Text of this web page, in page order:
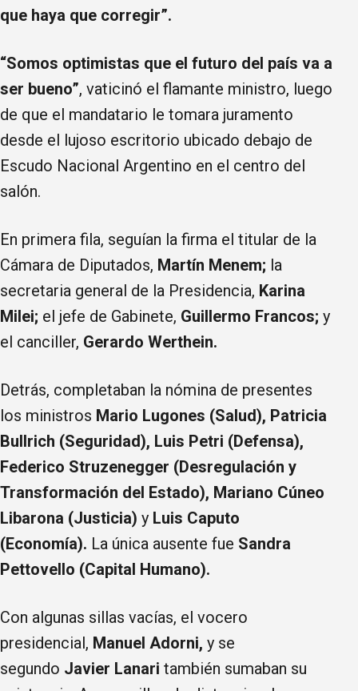
que haya que corregir”.
“Somos optimistas que el futuro del país va a
ser bueno”, vaticinó el flamante ministro, luego
de que el mandatario le tomara juramento
desde el lujoso escritorio ubicado debajo de
Escudo Nacional Argentino en el centro del
salón.
En primera fila, seguían la firma el titular de la
Cámara de Diputados, Martín Menem; la
secretaria general de la Presidencia, Karina
Milei; el jefe de Gabinete, Guillermo Francos; y
el canciller, Gerardo Werthein.
Detrás, completaban la nómina de presentes
los ministros Mario Lugones (Salud), Patricia
Bullrich (Seguridad), Luis Petri (Defensa),
Federico Struzenegger (Desregulación y
Transformación del Estado), Mariano Cúneo
Libarona (Justicia) y Luis Caputo
(Economía). La única ausente fue Sandra
Pettovello (Capital Humano).
Con algunas sillas vacías, el vocero
presidencial, Manuel Adorni, y se
segundo Javier Lanari también sumaban su